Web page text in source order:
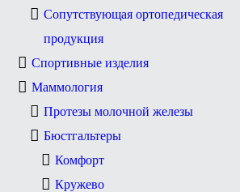
Сопутствующая ортопедическая
продукция
Спортивные изделия
Маммология
Протезы молочной железы
Бюстгальтеры
Комфорт
Кружево